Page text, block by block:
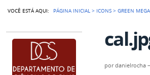
VOCÊ ESTÁ AQUI: PÁGINA INICIAL > ICONS >GREEN
pordanielrocha